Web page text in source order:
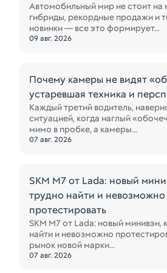
Автомобильный мир не стоит на
гибриды, рекордные продажи и
новинки — все это формирует...
09 авг. 2026
Почему камеры не видят
устаревшая техника и
Каждый третий водитель,
ситуацией, когда наглый
мимо в пробке, а камеры...
07 авг. 2026
SKM M7 от Lada: новый
трудно найти и невозможно
протестировать
SKM M7 от Lada: новый минивэн,
найти и невозможно
рынок новой марки...
07 авг. 2026